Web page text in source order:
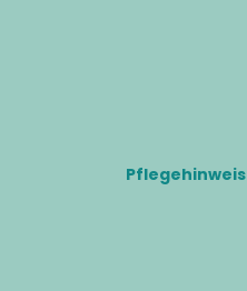
Pflegehinweis